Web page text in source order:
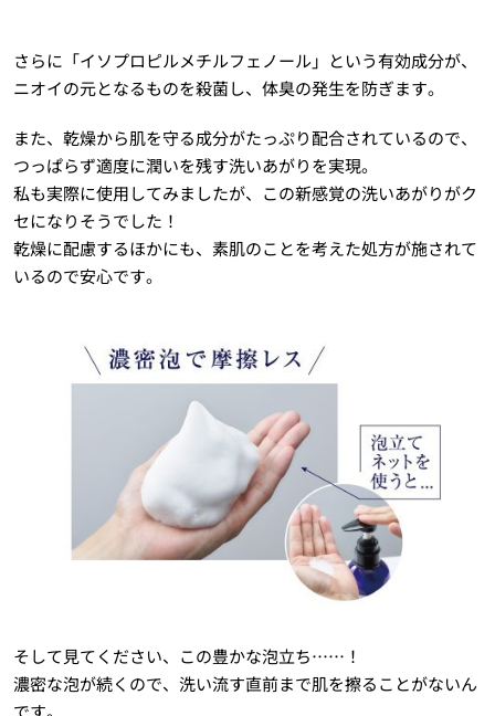
さらに「イソプロピルメチルフェノール」という有効成分が、
ニオイの元となるものを殺菌し、体臭の発生を防ぎます。
また、乾燥から肌を守る成分がたっぷり配合されているので、
つっぱらず適度に潤いを残す洗いあがりを実現。
私も実際に使用してみましたが、この新感覚の洗いあがりがク
セになりそうでした！
乾燥に配慮するほかにも、素肌のことを考えた処方が施されて
いるので安心です。
そして見てください、この豊かな泡立ち……！
濃密な泡が続くので、洗い流す直前まで肌を擦ることがないん
です。